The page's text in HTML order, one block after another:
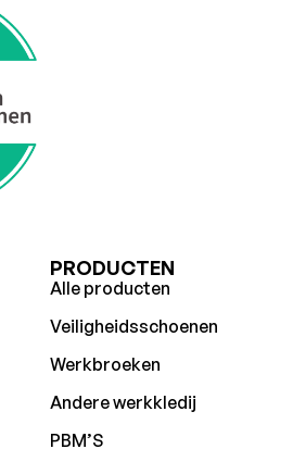
PRODUCTEN
Alle producten
Veiligheidsschoenen
Werkbroeken
Andere werkkledij
PBM’S